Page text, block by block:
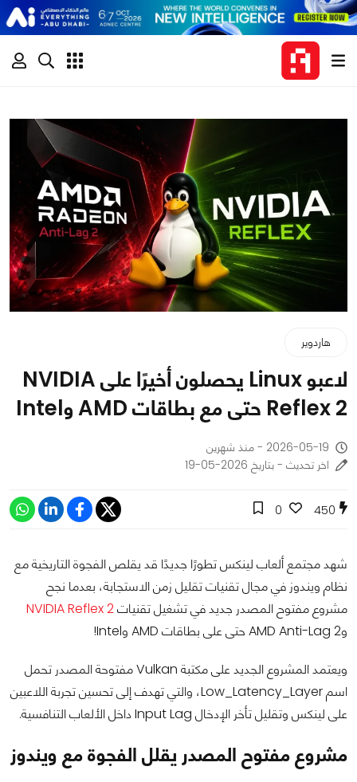
هاردوير
لاعبو Linux يحصلون أخيرًا على NVIDIA
Reflex 2 حتى مع بطاقات AMD وIntel
2026-05-19 - منذ شهرين
اخر تحديث - بتاريخ 2026-05-19
450
0
شهد مجتمع ألعاب لينكس تطورًا جديدًا قد يقلص الفجوة التاريخية مع
نظام ويندوز في مجال تقنيات تقليل زمن الاستجابة، بعدما نجح
مشروع مفتوح المصدر جديد في تشغيل تقنياتNVIDIA Reflex 2
وAMD Anti-Lag 2 حتى على بطاقات AMD وIntel!
ويعتمد المشروع الجديد على مكتبة Vulkan مفتوحة المصدر تحمل
اسم Low_Latency_Layer، والتي تهدف إلى تحسين تجربة اللاعبين
على لينكس وتقليل تأخر الإدخال Input Lag داخل الألعاب التنافسية.
مشروع مفتوح المصدر يقلل الفجوة مع ويندوز